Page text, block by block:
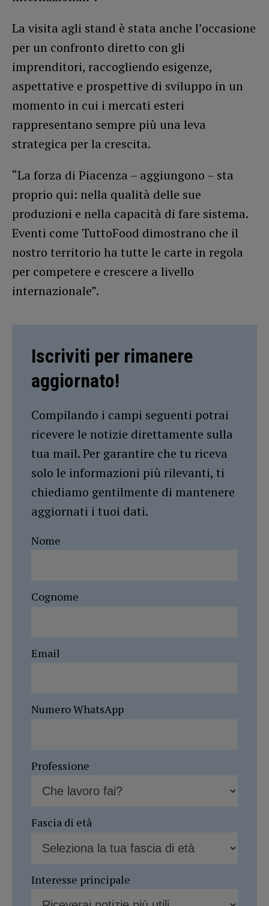
La visita agli stand è stata anche l’occasione
per un confronto diretto con gli
imprenditori, raccogliendo esigenze,
aspettative e prospettive di sviluppo in un
momento in cui i mercati esteri
rappresentano sempre più una leva
strategica per la crescita.
“La forza di Piacenza – aggiungono – sta
proprio qui: nella qualità delle sue
produzioni e nella capacità di fare sistema.
Eventi come TuttoFood dimostrano che il
nostro territorio ha tutte le carte in regola
per competere e crescere a livello
internazionale”.
Iscriviti per rimanere
aggiornato!
Compilando i campi seguenti potrai
ricevere le notizie direttamente sulla
tua mail. Per garantire che tu riceva
solo le informazioni più rilevanti, ti
chiediamo gentilmente di mantenere
aggiornati i tuoi dati.
Nome
Cognome
Email
Numero WhatsApp
Professione
Fascia di età
Interesse principale